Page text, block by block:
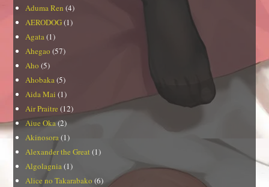
Aduma Ren (4)
AERODOG(1)
Agata(1)
Ahegao (57)
Aho (5)
Ahobaka(5)
Aida Mai (1)
Air Praitre (12)
Aiue Oka(2)
Akinosora(1)
Alexander the Great (1)
Algolagnia(1)
Alice no Takarabako (6)